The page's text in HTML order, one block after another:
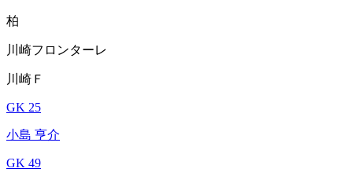
柏
川崎フロンターレ
川崎Ｆ
GK 25
小島 亨介
GK 49